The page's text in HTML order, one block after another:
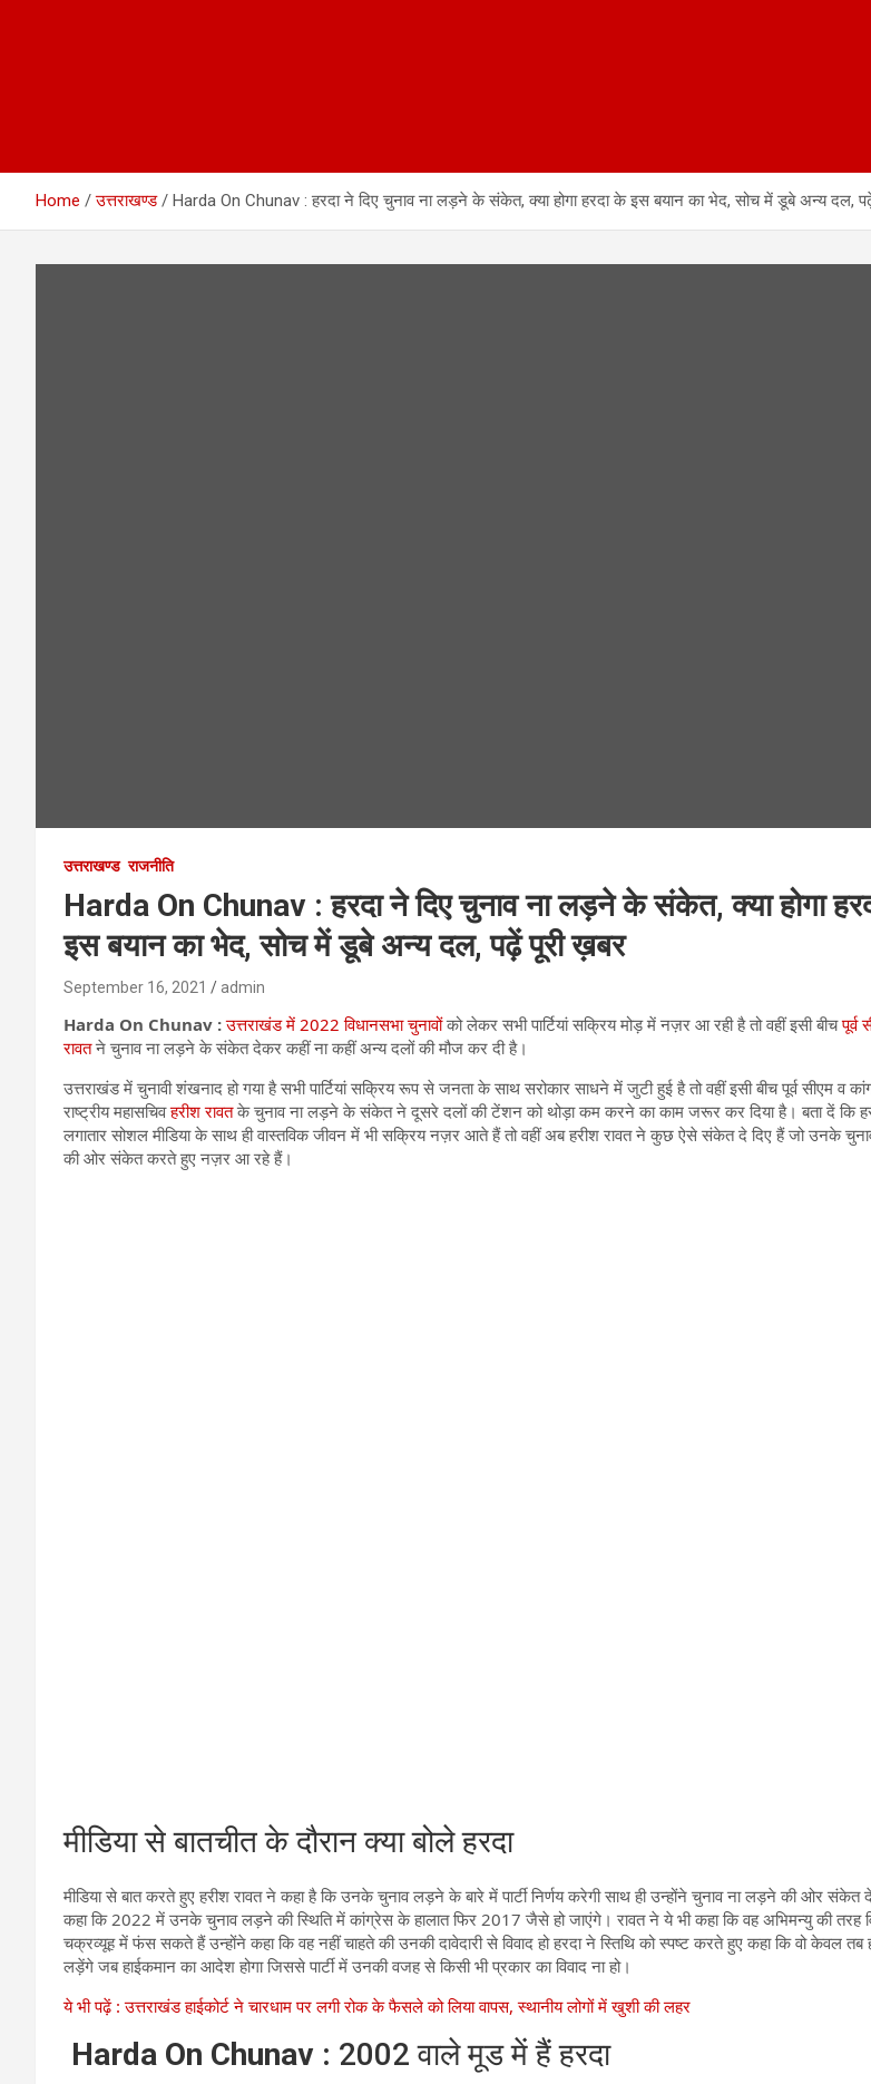
Home उत्तराखण्ड Harda On Chunav : हरदा ने दिए चुनाव ना लड़ने के संकेत, क्या होगा हरदा के इस बयान का भेद, सोच में डूबे अन्य दल,
उत्तराखण्ड राजनीति
Harda On Chunav : हरदा ने दिए चुनाव ना लड़ने के संकेत, क्या होगा
इस बयान का भेद, सोच में डूबे अन्य दल, पढ़ें पूरी ख़बर
September 16, 2021 admin
Harda On Chunav : उत्तराखंड में 2022 विधानसभा चुनावोंको लेकर सभी पार्टियां सक्रिय मोड़ में नज़र आ रही है तो वहीं इसी बीचपूर्व
रावतने चुनाव ना लड़ने के संकेत देकर कहीं ना कहीं अन्य दलों की मौज कर दी है।
उत्तराखंड में चुनावी शंखनाद हो गया है सभी पार्टियां सक्रिय रूप से जनता के साथ सरोकार साधने में जुटी हुई है तो वहीं इसी बीच पूर्व सीएम व
राष्ट्रीय महासचिवहरीश रावतके चुनाव ना लड़ने के संकेत ने दूसरे दलों की टेंशन को थोड़ा कम करने का काम जरूर कर दिया है। बता दें कि
लगातार सोशल मीडिया के साथ ही वास्तविक जीवन में भी सक्रिय नज़र आते हैं तो वहीं अब हरीश रावत ने कुछ ऐसे संकेत दे दिए हैं जो उनके
की ओर संकेत करते हुए नज़र आ रहे हैं।
मीडिया से बातचीत के दौरान क्या बोले हरदा
मीडिया से बात करते हुए हरीश रावत ने कहा है कि उनके चुनाव लड़ने के बारे में पार्टी निर्णय करेगी साथ ही उन्होंने चुनाव ना लड़ने की ओर संकेत
कहा कि 2022 में उनके चुनाव लड़ने की स्थिति में कांग्रेस के हालात फिर 2017 जैसे हो जाएंगे। रावत ने ये भी कहा कि वह अभिमन्यु की तरह
चक्रव्यूह में फंस सकते हैं उन्होंने कहा कि वह नहीं चाहते की उनकी दावेदारी से विवाद हो हरदा ने स्तिथि को स्पष्ट करते हुए कहा कि वो केवल तब
लड़ेंगे जब हाईकमान का आदेश होगा जिससे पार्टी में उनकी वजह से किसी भी प्रकार का विवाद ना हो।
ये भी पढ़ें : उत्तराखंड हाईकोर्ट ने चारधाम पर लगी रोक के फैसले को लिया वापस, स्थानीय लोगों में खुशी की लहर
Harda On Chunav : 2002 वाले मूड में हैं हरदा